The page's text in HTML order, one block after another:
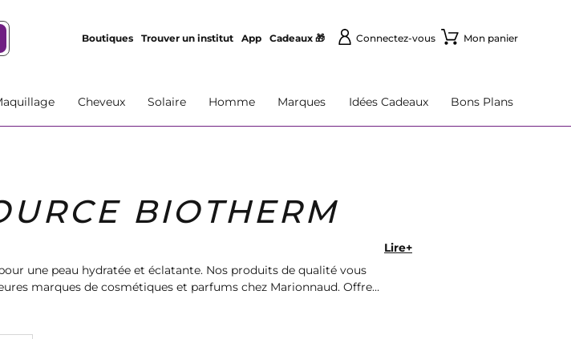
Boutiques Trouver un institut App Cadeaux 🎁 Connectez-vous Mon panier
Cheveux Solaire Homme Marques Idées Cadeaux Bons Plans
BIOTHERM
une peau hydratée et éclatante. Nos produits de qualité vous
marques de cosmétiques et parfums chez Marionnaud. Offrez-
Lire+